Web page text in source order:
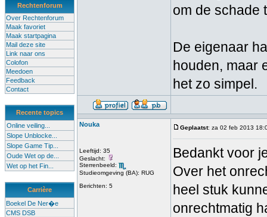
Rechtenforum
Over Rechtenforum
Maak favoriet
Maak startpagina
Mail deze site
Link naar ons
Colofon
Meedoen
Feedback
Contact
Recente topics
Online veiling...
Slope Unblocke...
Slope Game Tip...
Oude Wet op de...
Wet op het Fin...
Carrière
Boekel De Ner�e
CMS DSB
om de schade
De eigenaar
houden, maar
het zo simpel.
Nouka
Leeftijd: 35
Geslacht:
Sterrenbeeld:
Studieomgeving (BA): RUG
Berichten: 5
Geplaatst: za 02 feb 2013
Bedankt voor
Over het
heel stuk
onrechtmatig